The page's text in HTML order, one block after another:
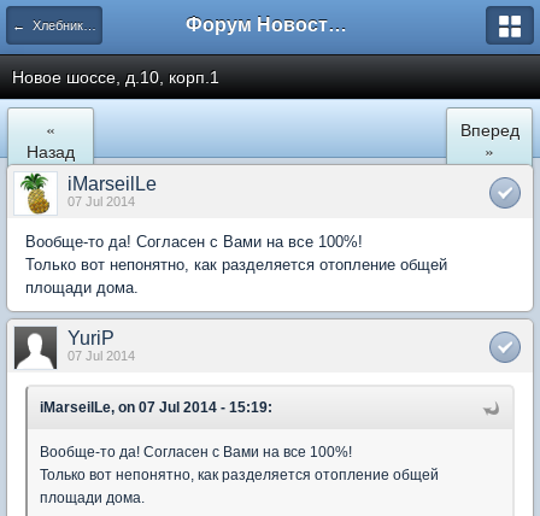
← Хлебниково Форум Новостройки
Новое шоссе, д.10, корп.1
«
Назад
Вперед
»
iMarseilLe
07 Jul 2014
Вообще-то да! Согласен с Вами на все 100%!
Только вот непонятно, как разделяется отопление общей
площади дома.
YuriP
07 Jul 2014
iMarseilLe, on 07 Jul 2014 - 15:19:
Вообще-то да! Согласен с Вами на все 100%!
Только вот непонятно, как разделяется отопление общей
площади дома.